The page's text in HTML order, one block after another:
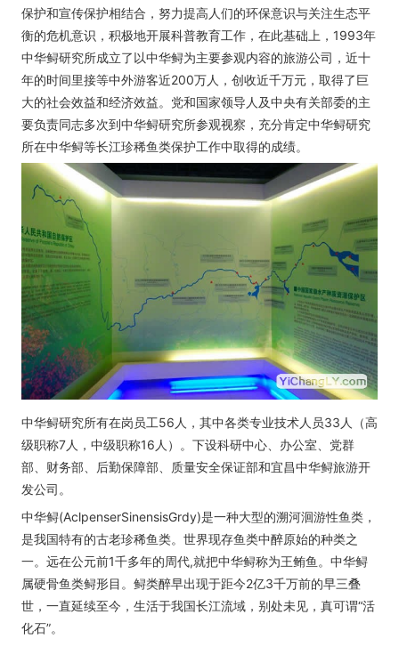
保护和宣传保护相结合，努力提高人们的环保意识与关注生态平
衡的危机意识，积极地开展科普教育工作，在此基础上，1993年
中华鲟研究所成立了以中华鲟为主要参观内容的旅游公司，近十
年的时间里接等中外游客近200万人，创收近千万元，取得了巨
大的社会效益和经济效益。党和国家领导人及中央有关部委的主
要负责同志多次到中华鲟研究所参观视察，充分肯定中华鲟研究
所在中华鲟等长江珍稀鱼类保护工作中取得的成绩。
中华鲟研究所有在岗员工56人，其中各类专业技术人员33人（高
级职称7人，中级职称16人）。下设科研中心、办公室、党群
部、财务部、后勤保障部、质量安全保证部和宜昌中华鲟旅游开
发公司。
中华鲟(AclpenserSinensisGrdy)是一种大型的溯河洄游性鱼类，
是我国特有的古老珍稀鱼类。世界现存鱼类中醉原始的种类之
一。远在公元前1千多年的周代,就把中华鲟称为王鲔鱼。中华鲟
属硬骨鱼类鲟形目。鲟类醉早出现于距今2亿3千万前的早三叠
世，一直延续至今，生活于我国长江流域，别处未见，真可谓“活
化石”。